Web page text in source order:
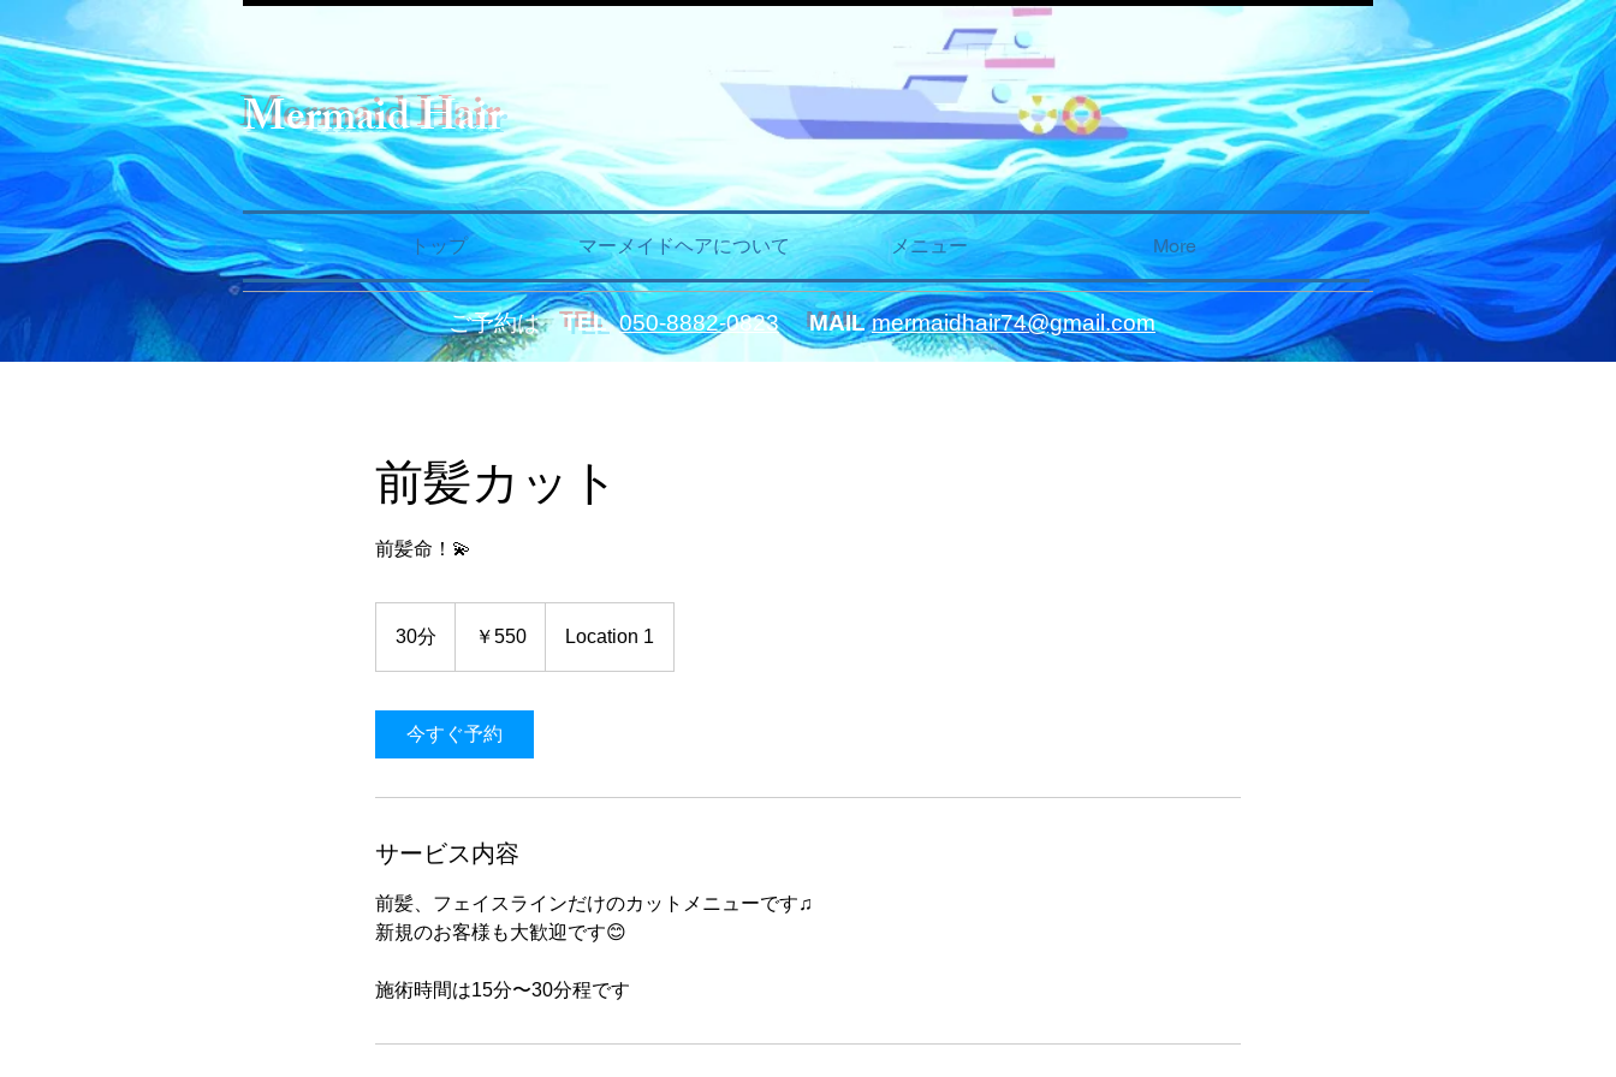
Mermaid Hair
トップ マーメイドヘアについて メニュー More
ご予約は TEL 050-8882-0823 MAIL mermaidhair74@gmail.com
前髪カット
前髪命！💫
30分 ￥550 Location 1
今すぐ予約
サービス内容
前髪、フェイスラインだけのカットメニューです♫
新規のお客様も大歓迎です😊
施術時間は15分〜30分程です